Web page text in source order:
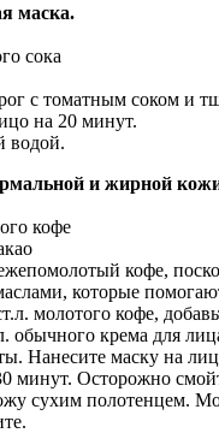
маска.
сока
с томатным соком и
на 20 минут.
водой.
и жирной
кофе
кофе,
которые
молотого кофе,
обычного крема для
Нанесите маску на
минут. Осторожно
сухим полотенцем.